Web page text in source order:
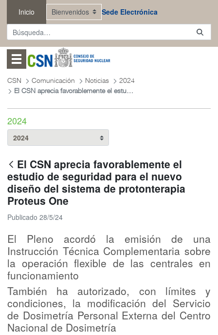
Saltar al contenido principal
Inicio Sede Electrónica
Abrir menú
CSN Comunicación Noticias
2024
El CSN aprecia favorablemente el estudio de seguridad para el nuevo diseño del sistema de protonterapia Proteus One
2024
El CSN aprecia favorablemente el
estudio de seguridad para el nuevo
diseño del sistema de protonterapia
Proteus One
Publicado 28/5/24
El Pleno acordó la emisión de una
Instrucción Técnica Complementaria sobre
la operación flexible de las centrales en
funcionamiento
También ha autorizado, con límites y
condiciones, la modificación del Servicio
de Dosimetría Personal Externa del Centro
Nacional de Dosimetría